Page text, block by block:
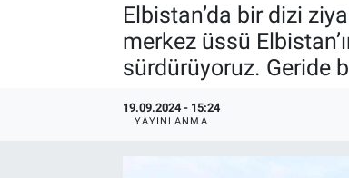
Elbistan’da bir dizi
merkez üssü
sürdürüyoruz. Geride
19.09.2024 - 15:24
YAYINLANMA
TFF 2.Lig Kırmızı Grup Puan Durumu ve
Tüm Manşetler
Son Dakika Haberleri